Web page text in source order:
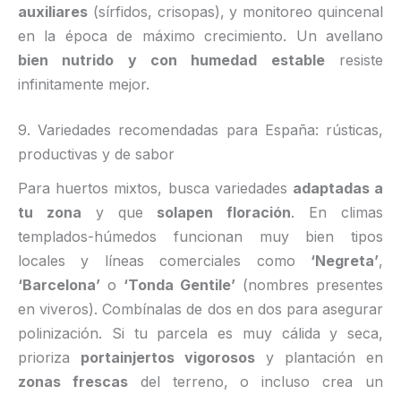
auxiliares (sírfidos, crisopas), y monitoreo quincenal
en la época de máximo crecimiento. Un avellano
bien nutrido y con humedad estableresiste
infinitamente mejor.
9. Variedades recomendadas para España: rústicas,
productivas y de sabor
Para huertos mixtos, busca variedades adaptadas a
tu zona y que solapen floración. En climas
templados-húmedos funcionan muy bien tipos
locales y líneas comerciales como ‘Negreta’,
‘Barcelona’ o ‘Tonda Gentile’ (nombres presentes
en viveros). Combínalas de dos en dos para asegurar
polinización. Si tu parcela es muy cálida y seca,
prioriza portainjertos vigorosos y plantación en
zonas frescasdel terreno, o incluso crea un